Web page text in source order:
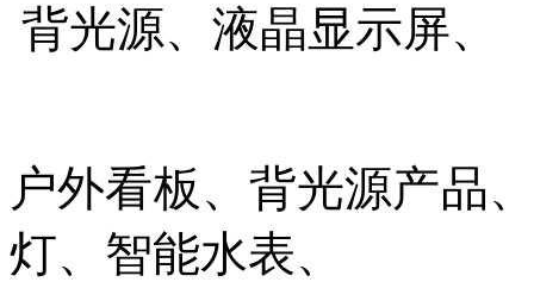
背光源、液晶显示屏、
户外看板、背光源产品
灯、 智能水表、